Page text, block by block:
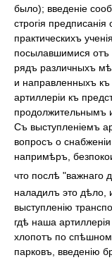
было); введеніе
строгія
практическихъ
посылавшимися
рядъ различныхъ
и направленныхъ къ
артиллеріи къ
продолжительнымъ
Съ выступленіемъ
вопросъ о
напримѣръ,
что послѣ "важнаго
наладилъ это дѣло,
выступленію
гдѣ наша
хлопотъ по
парковъ, введенію